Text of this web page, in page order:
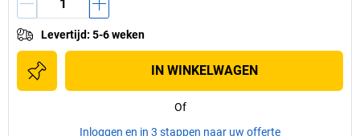
Levertijd: 5-6 weken
IN WINKELWAGEN
Of
Inloggen en in 3 stappen naar uw offerte